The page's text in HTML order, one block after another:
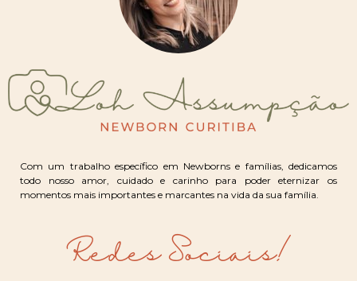
Com um trabalho específico em Newborns e famílias, dedicamos
todo nosso amor, cuidado e carinho para poder eternizar os
momentos mais importantes e marcantes na vida da sua família.
Redes Sociais!